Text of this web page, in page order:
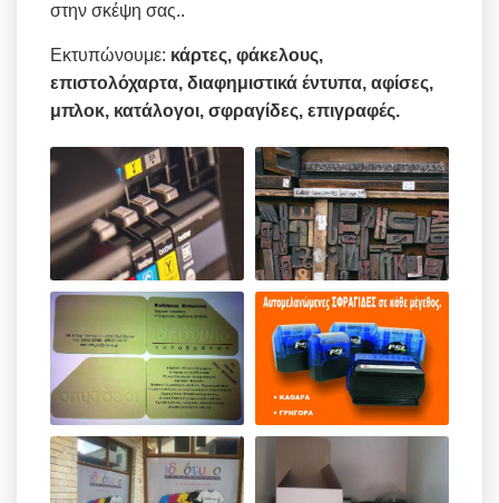
στην σκέψη σας..
Εκτυπώνουμε: κάρτες, φάκελους,
επιστολόχαρτα, διαφημιστικά έντυπα, αφίσες,
μπλοκ, κατάλογοι, σφραγίδες, επιγραφές.